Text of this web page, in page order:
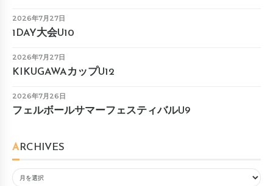
2026年7月27日
1DAY大会U10
2026年7月27日
KIKUGAWAカップU12
2026年7月26日
フェルボールサマーフェスティバルU9
ARCHIVES